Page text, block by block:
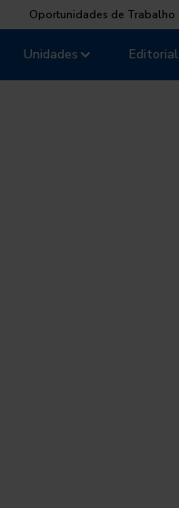
Oportunidades de Trabalho
Unidades Editorial